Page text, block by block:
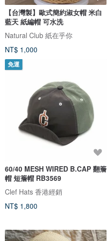
【台灣製】歐式簡約淑女帽 米白
藍天 紙編帽 可水洗
Natural Club 紙在乎你
NT$ 1,000
免運
60/40 MESH WIRED B.CAP 翻簷
帽 短簷帽 RB3569
Clef Hats 香港經銷
NT$ 1,800